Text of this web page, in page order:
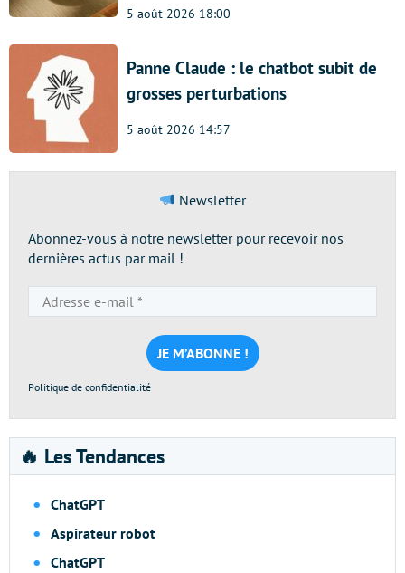
5 août 2026 18:00
Panne Claude : le chatbot subit de
grosses perturbations
5 août 2026 14:57
Newsletter
Abonnez-vous à notre newsletter pour recevoir nos
dernières actus par mail !
e-
mail
*
Politique de confidentialité
🔥 Les Tendances
ChatGPT
Aspirateur robot
ChatGPT